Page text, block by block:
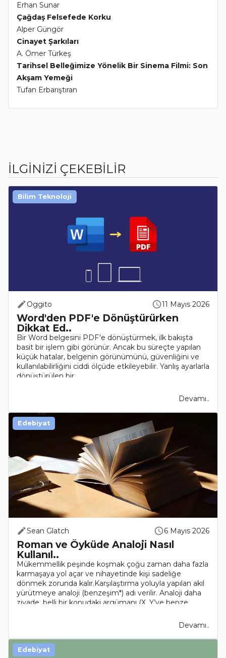
Erhan Sunar
Çağdaş Felsefede Korku
Alper Güngör
Cinayet Şarkıları
A. Ömer Türkeş
Tarihsel Belleğimize Yönelik Bir Sinema Filmi: Son
Akşam Yemeği
Tufan Erbarıştıran
İLGİNİZİ ÇEKEBİLİR
Oggito 11 Mayıs 2026
Word'den PDF'e Dönüştürürken
Dikkat Ed..
Bir Word belgesini PDF'e dönüştürmek, ilk bakışta
basit bir işlem gibi görünür. Ancak bu süreçte yapılan
küçük hatalar, belgenin görünümünü, güvenliğini ve
kullanılabilirliğini ciddi ölçüde etkileyebilir. Yanlış ayarlarla
dönüştürülen bir ..
Devamı..
Bilim Teknoloji
Sean Glatch 6 Mayıs 2026
Roman ve Öyküde Analoji Nasıl
Kullanıl..
Mükemmellik peşinde koşmak çoğu zaman daha fazla
karmaşaya yol açar ve nihayetinde kişi sadeliğe
dönmek zorunda kalır.Karşılaştırma yoluyla yapılan akıl
yürütmeye analoji (benzeşim*) adı verilir. Analoji daha
ziyade, belli bir konudaki argümanı (X, Y’ye benze..
Devamı..
Edebiyat
Edebiyat